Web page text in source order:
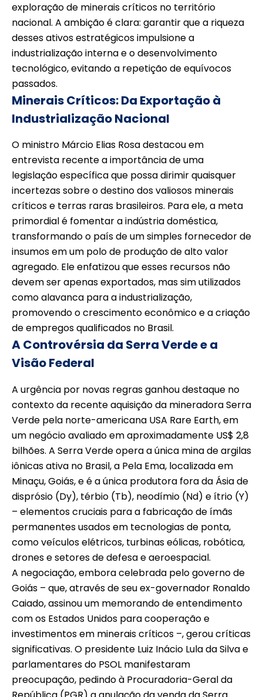
exploração de minerais críticos no território
nacional. A ambição é clara: garantir que a riqueza
desses ativos estratégicos impulsione a
industrialização interna e o desenvolvimento
tecnológico, evitando a repetição de equívocos
passados.
Minerais Críticos: Da Exportação à
Industrialização Nacional
O ministro Márcio Elias Rosa destacou em
entrevista recente a importância de uma
legislação específica que possa dirimir quaisquer
incertezas sobre o destino dos valiosos minerais
críticos e terras raras brasileiros. Para ele, a meta
primordial é fomentar a indústria doméstica,
transformando o país de um simples fornecedor de
insumos em um polo de produção de alto valor
agregado. Ele enfatizou que esses recursos não
devem ser apenas exportados, mas sim utilizados
como alavanca para a industrialização,
promovendo o crescimento econômico e a criação
de empregos qualificados no Brasil.
A Controvérsia da Serra Verde e a
Visão Federal
A urgência por novas regras ganhou destaque no
contexto da recente aquisição da mineradora Serra
Verde pela norte-americana USA Rare Earth, em
um negócio avaliado em aproximadamente US$ 2,8
bilhões. A Serra Verde opera a única mina de argilas
iônicas ativa no Brasil, a Pela Ema, localizada em
Minaçu, Goiás, e é a única produtora fora da Ásia de
disprósio (Dy), térbio (Tb), neodímio (Nd) e ítrio (Y)
– elementos cruciais para a fabricação de ímãs
permanentes usados em tecnologias de ponta,
como veículos elétricos, turbinas eólicas, robótica,
drones e setores de defesa e aeroespacial.
A negociação, embora celebrada pelo governo de
Goiás – que, através de seu ex-governador Ronaldo
Caiado, assinou um memorando de entendimento
com os Estados Unidos para cooperação e
investimentos em minerais críticos –, gerou críticas
significativas. O presidente Luiz Inácio Lula da Silva e
parlamentares do PSOL manifestaram
preocupação, pedindo à Procuradoria-Geral da